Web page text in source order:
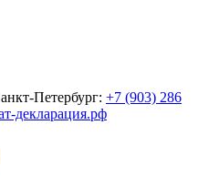
Петербург: +7 (903) 286
декларация.рф